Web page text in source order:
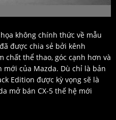
không chính thức về mẫu
được chia sẻ bởi kênh
chất thể thao, góc cạnh hơn và
của Mazda. Dù chỉ là bản
Edition được kỳ vọng sẽ là
mở bán CX-5 thế hệ mới